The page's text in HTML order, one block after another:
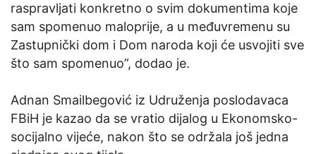
raspravljati konkretno o svim dokumentima koje
sam spomenuo maloprije, a u međuvremenu su
Zastupnički dom i Dom naroda koji će usvojiti sve
što sam spomenuo”, dodao je.
Adnan Smailbegović iz Udruženja poslodavaca
FBiH je kazao da se vratio dijalog u Ekonomsko-
socijalno vijeće, nakon što se održala još jedna